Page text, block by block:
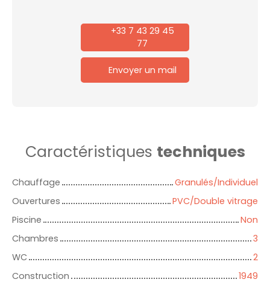
+33 7 43 29 45
77
Envoyer un mail
Caractéristiques techniques
Chauffage
Granulés/Individuel
Ouvertures
PVC/Double vitrage
Piscine
Non
Chambres
3
WC
2
Construction
1949